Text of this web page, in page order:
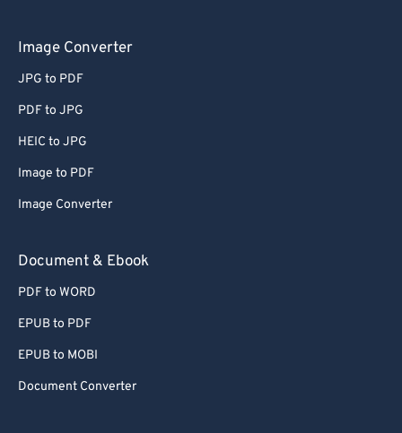
Image Converter
JPG to PDF
PDF to JPG
HEIC to JPG
Image to PDF
Image Converter
Document & Ebook
PDF to WORD
EPUB to PDF
EPUB to MOBI
Document Converter